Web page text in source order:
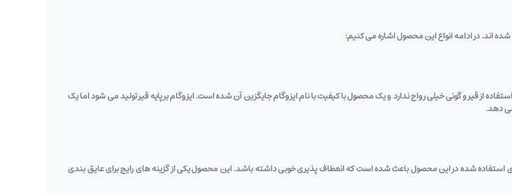
‌اند. در ادامه انواع این محصول اشاره می کنیم:
از قیر و گونی خیلی رواج ندارد و یک محصول با کیفیت با نام ایزوگام جایگزین آن شده است. ایزوگام بر پایه قیر تولید می‌ شود اما یک
‌دهد.
شده در این محصول باعث شده است که انعطاف‌ پذیری خوبی داشته باشد. این محصول یکی از گزینه ‌های رایج برای عایق‌ بندی